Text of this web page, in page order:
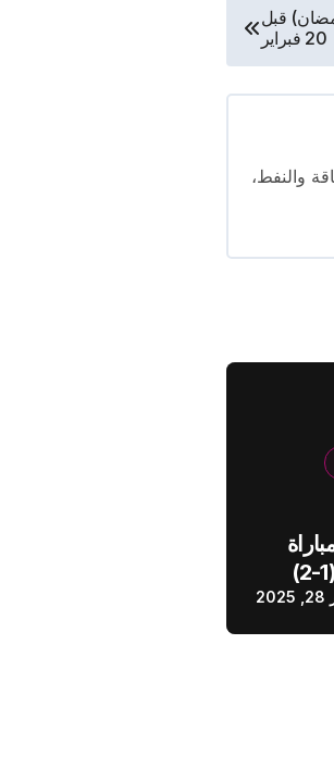
لـ(أهلًا رمضان) قبل
20 فبراير
الطاقة والنفط،
الهلال والقادسية (1-2)